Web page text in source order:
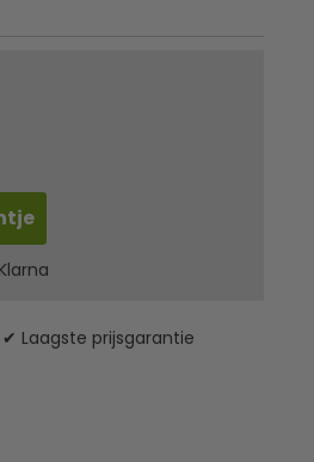
Laagste prijsgarantie